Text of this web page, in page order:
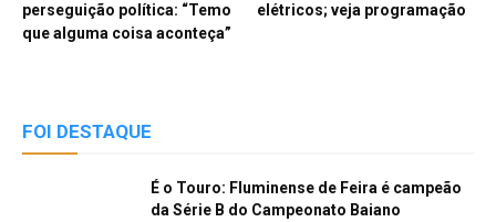
perseguição política: “Temo
que alguma coisa aconteça”
elétricos; veja programação
FOI DESTAQUE
É o Touro: Fluminense de Feira é campeão
da Série B do Campeonato Baiano